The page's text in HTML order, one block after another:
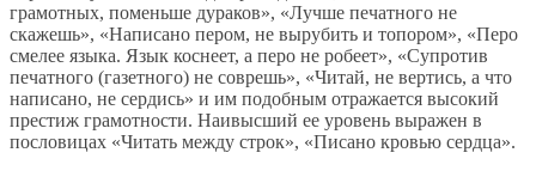
грамотных, поменьше дураков», «Лучше печатного не
скажешь», «Написано пером, не вырубить и топором», «Перо
смелее языка. Язык коснеет, а перо не робеет», «Супротив
печатного (газетного) не соврешь», «Читай, не вертись, а что
написано, не сердись» и им подобным отражается высокий
престиж грамотности. Наивысший ее уровень выражен в
пословицах «Читать между строк», «Писано кровью сердца».